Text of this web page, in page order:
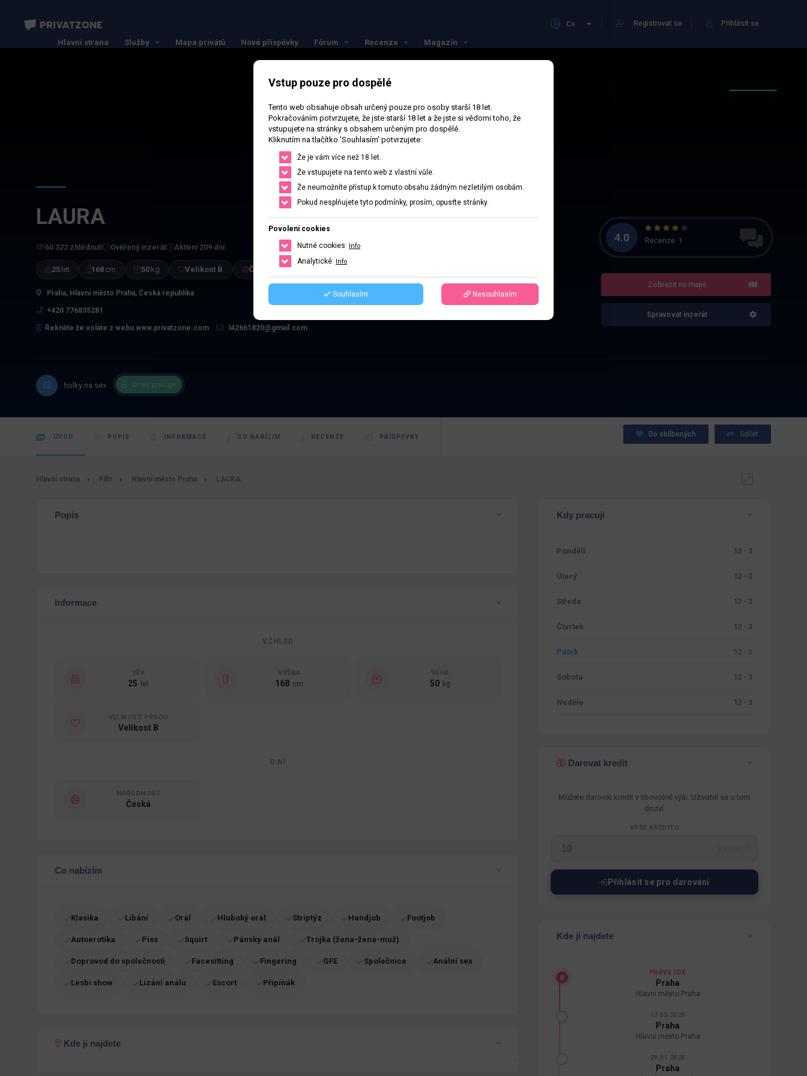
Přihlásit se
Registrovat se
Cs
Hlavní strana Služby Mapa privátů Nové příspěvky Fórum Recenze Magazín
LAURA
60 322 zhlédnutí Ověřený inzerát Aktivní 209 dní
25 let 168 cm 50 kg Velikost B Česká
Praha, Hlavní město Praha, Česká republika
+420 776835281
Řekněte že voláte z webu www.privatzone.com l42661820@gmail.com
4.0 Recenze: 1
Zobrazit na mapě
Spravovat inzerát
holky na sex Dnes pracuje
ÚVOD POPIS INFORMACE CO NABÍZÍM RECENZE PŘÍSPĚVKY Do oblíbených Sdílet
Hlavní strana Filtr Hlavní město Praha LAURA
Popis
Informace
VZHLED
VĚK
25 let
VÝŠKA
168 cm
VÁHA
50 kg
VELIKOST PRSOU
Velikost B
O NÍ
NÁRODNOST
Česká
Co nabízím
Klasika Líbání Orál Hluboký orál Striptýz Handjob Footjob
Autoerotika Piss Squirt Pánsky anál Trojka (žena-žena-muž)
Doprovod do společnosti Facesitting Fingering GFE Společnice Anální sex
Lesbi show Lízání análu Escort Připínák
Kde ji najdete
Kdy pracuji
Pondělí 12 - 3
Úterý 12 - 3
Středa 12 - 3
Čtvrtek 12 - 3
Pátek 12 - 3
Sobota 12 - 3
Neděle 12 - 3
Darovat kredit
Můžete darovat kredit v libovolné výši. Uživatel se o tom
dozví.
VÝŠE KREDITU
Přihlásit se pro darování
Kde ji najdete
PRÁVĚ ZDE
Praha
Hlavní město Praha
17.05.2025
Praha
Hlavní město Praha
29.01.2025
Praha
Vstup pouze pro dospělé
Tento web obsahuje obsah určený pouze pro osoby starší 18 let.
Pokračováním potvrzujete, že jste starší 18 let a že jste si vědomi toho, že
vstupujete na stránky s obsahem určeným pro dospělé.
Kliknutím na tlačítko 'Souhlasím' potvrzujete:
Že je vám více než 18 let.
Že vstupujete na tento web z vlastní vůle.
Že neumožníte přístup k tomuto obsahu žádným nezletilým osobám.
Pokud nesplňujete tyto podmínky, prosím, opusťte stránky.
Povolení cookies
Nutné cookies
Info
Analytické Info
Souhlasím Nesouhlasím